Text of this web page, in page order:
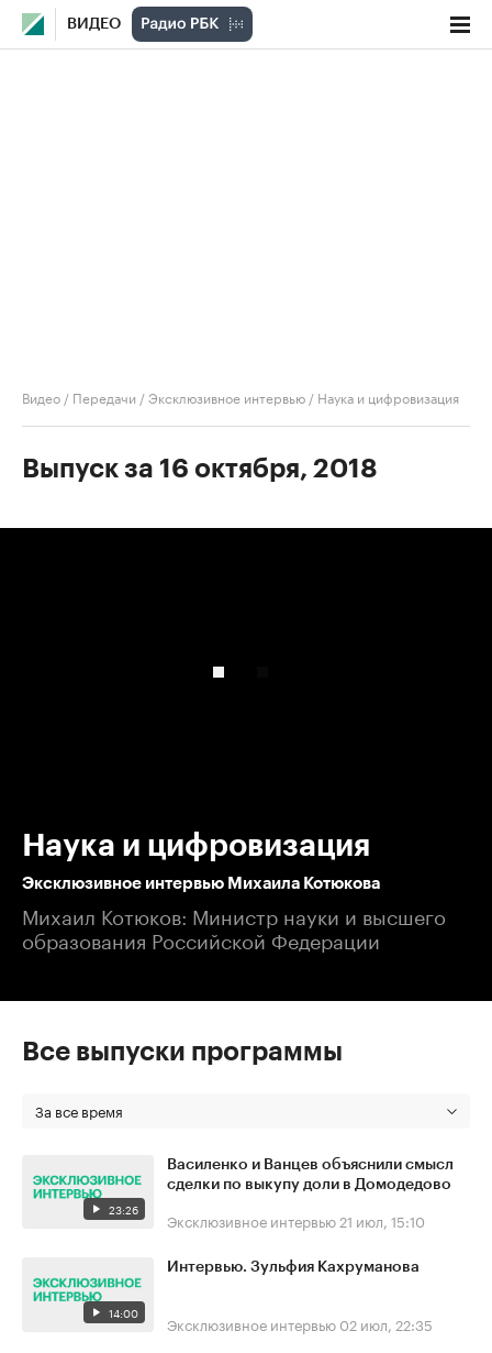
ВИДЕО
Видео / Передачи /Эксклюзивное интервью / Наука и цифровизация
Выпуск за 16 октября, 2018
Наука и цифровизация
Эксклюзивное интервью Михаила Котюкова
Михаил Котюков: Министр науки и высшего
образования Российской Федерации
Все выпуски программы
За все время
23:26
Василенко и Ванцев объяснили смысл
сделки по выкупу доли в Домодедово
Эксклюзивное интервью 21 июл, 15:10
14:00
Интервью. Зульфия Кахруманова
Эксклюзивное интервью 02 июл, 22:35